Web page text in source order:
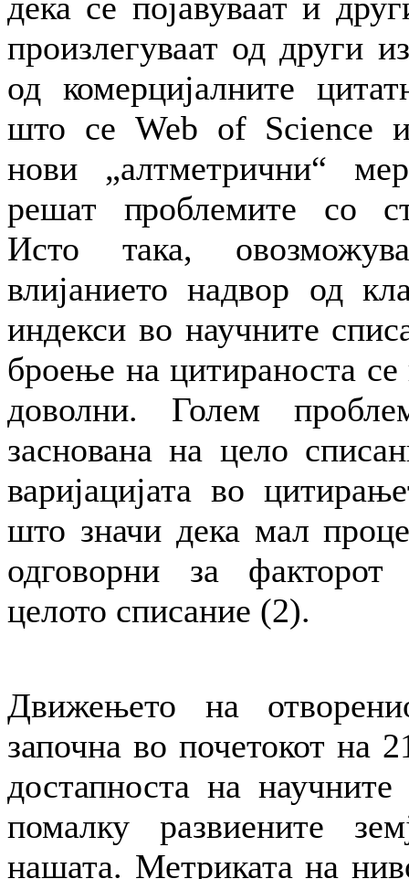
произлегуваат од други
од комерцијалните
што се Web of Science
нови „алтметрични“
решат проблемите со
Исто така,
влијанието надвор од
индекси во научните
броење на цитираноста
доволни. Голем
заснована на цело
варијацијата во
што значи дека мал
одговорни за
целото списание (2).
Движењето на
започна во почетокот на
достапноста на
помалку развиените
нашата. Метриката на